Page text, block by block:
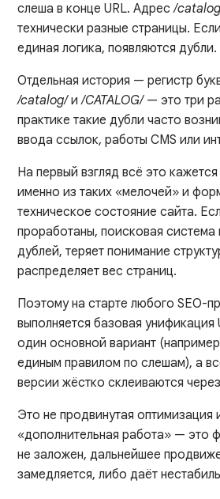
слеша в конце URL. Адрес/catalog
технически разные страницы.
единая логика, появляются дубли.
Отдельная история — регистр
/catalog/и/CATALOG/— это три
практике такие дубли часто
ввода ссылок, работы CMS или
На первый взгляд всё это
именно из таких «мелочей» и
техническое состояние сайта.
проработаны, поисковая
дублей, теряет понимание
распределяет вес страниц.
Поэтому на старте любого SEO-
выполняется базовая унификация
один основной вариант
единым правилом по слешам), а
версии жёстко склеиваются
Это не продвинутая оптимизация
«дополнительная работа» — это
не заложен, дальнейшее
замедляется, либо даёт